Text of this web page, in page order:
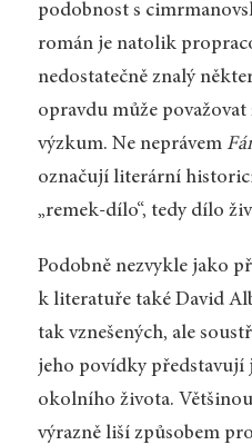
podobnost s
román je natolik
nedostatečně znalý
opravdu může považovat
výzkum. Ne neprávem
označují literární
„remek-dílo“, tedy dílo
Podobně nezvykle jako
k literatuře také David
tak vznešených, ale
jeho povídky představují
okolního života.
výrazně liší způsobem